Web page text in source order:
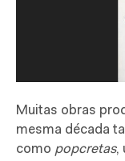
Muitas obras
mesma década
como popcretas,